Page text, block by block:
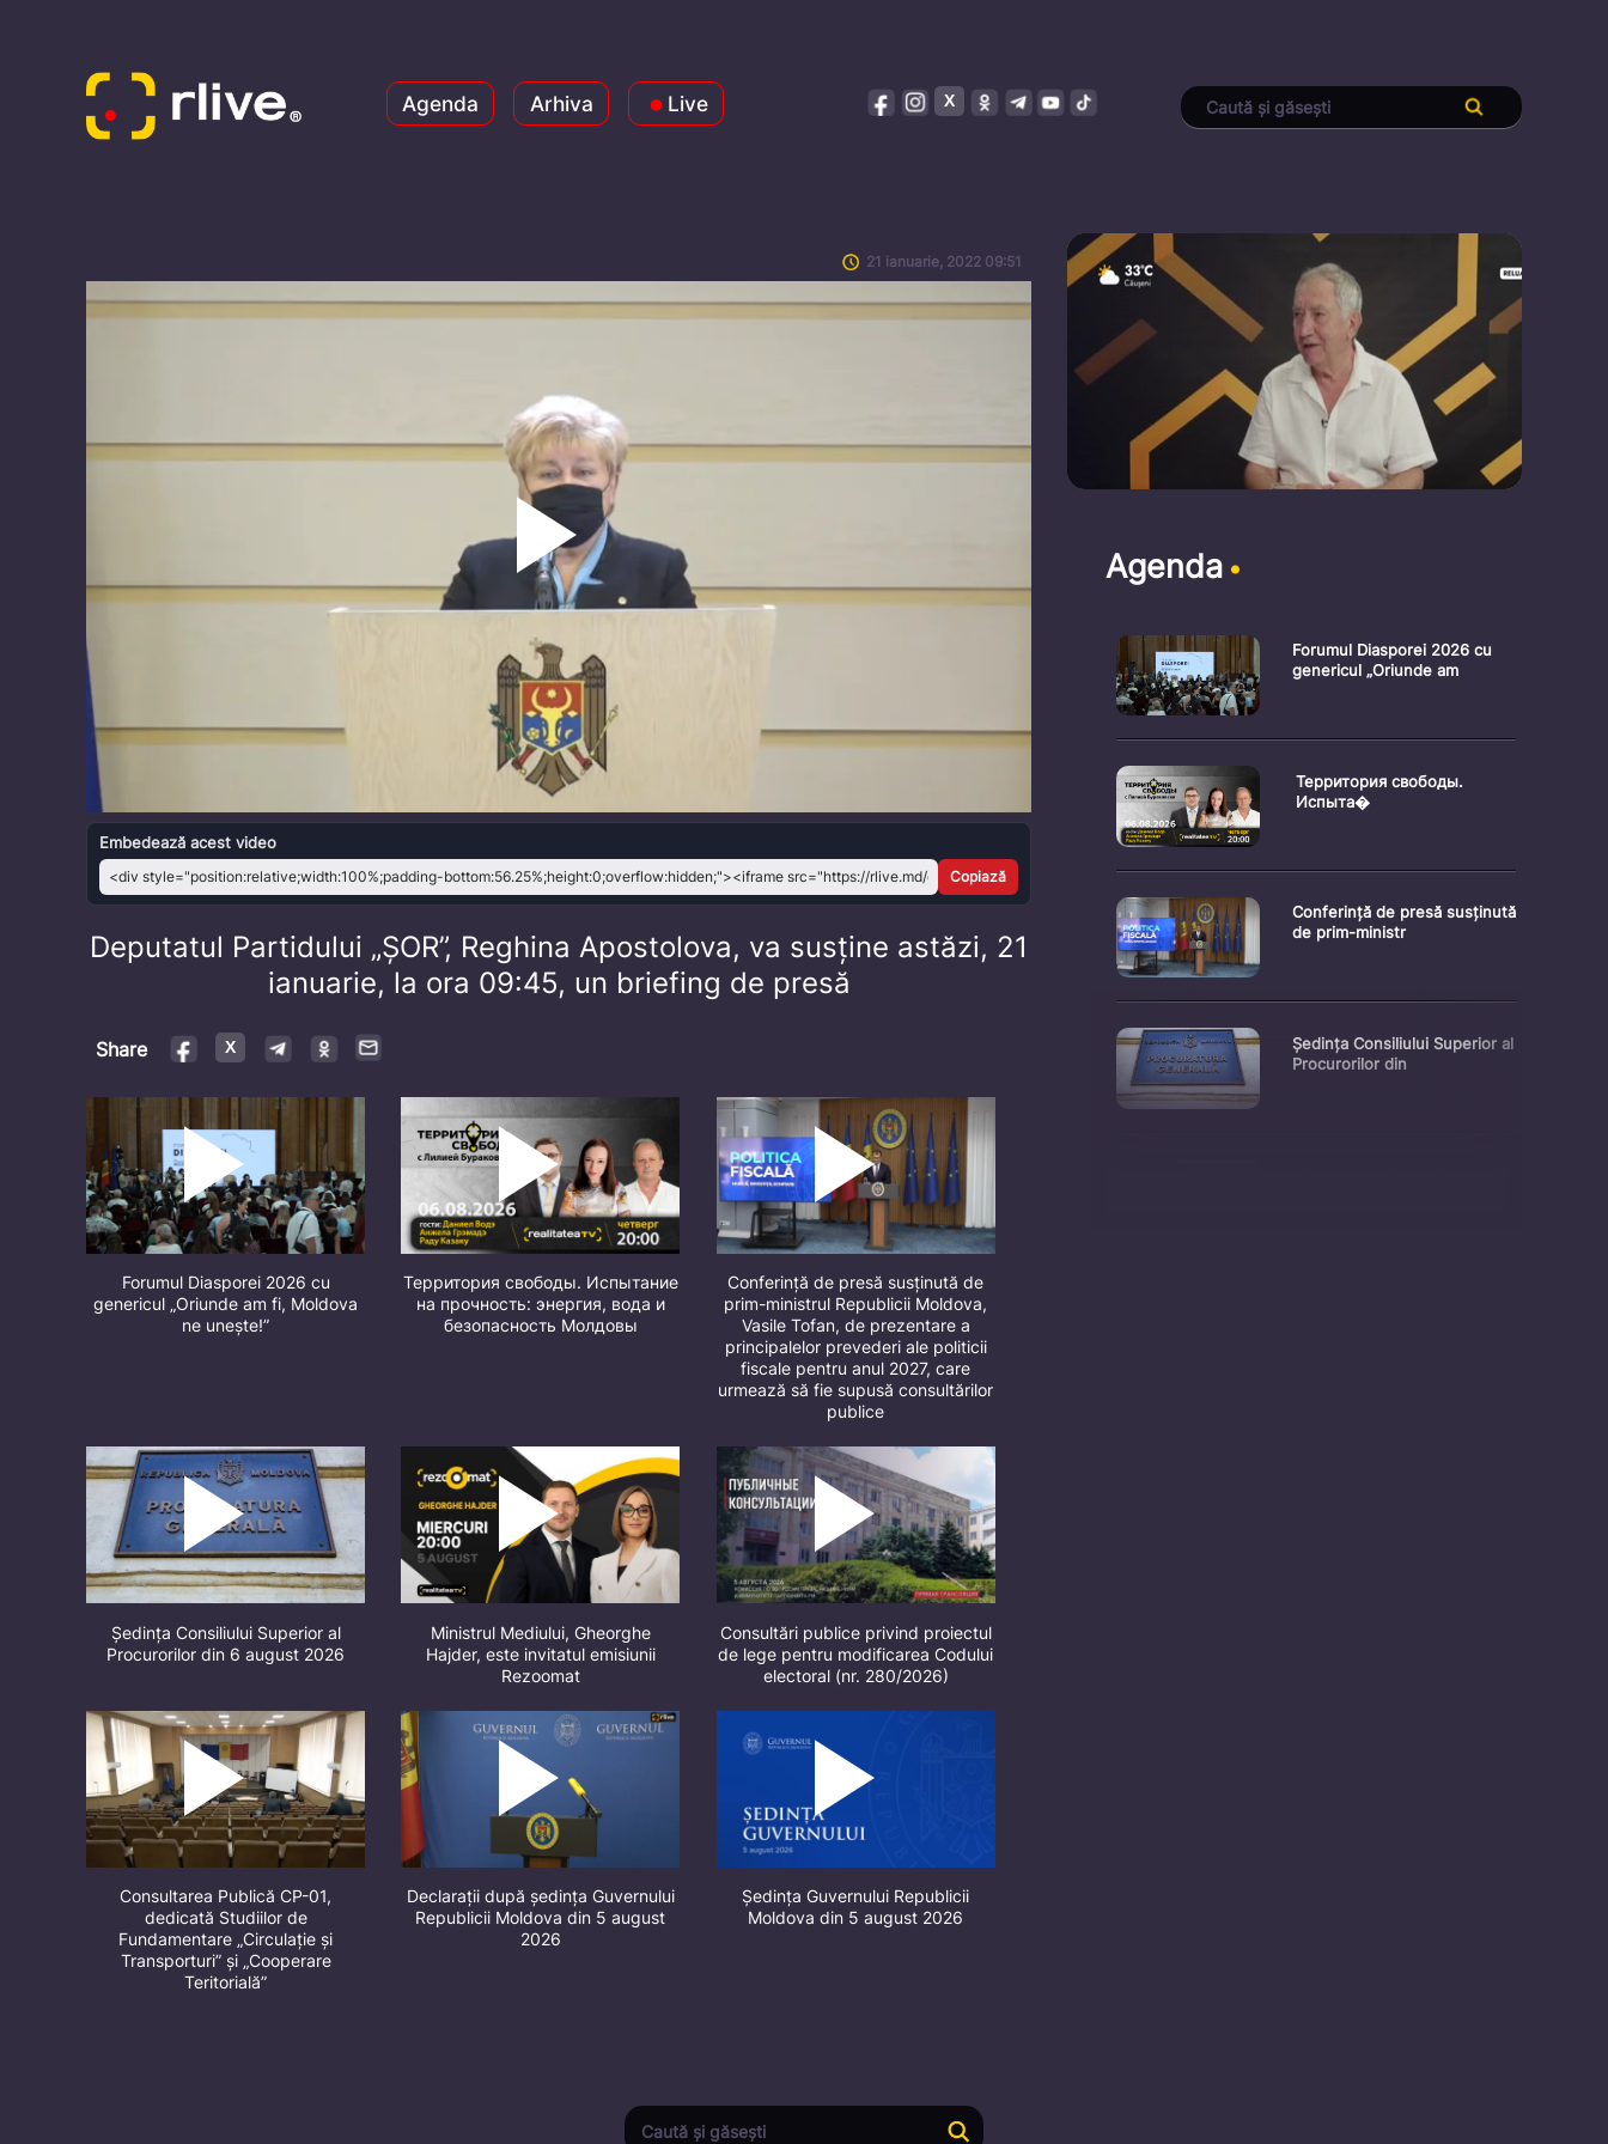
Agenda Arhiva Live
21 ianuarie, 2022 09:51
Play
Video
Embedează acest video
Copiază
Deputatul Partidului „ȘOR”, Reghina Apostolova, va susține astăzi, 21
ianuarie, la ora 09:45, un briefing de presă
Share
Forumul Diasporei 2026 cu
genericul „Oriunde am fi, Moldova
ne unește!”
Территория свободы. Испытание
на прочность: энергия, вода и
безопасность Молдовы
Conferință de presă susținută de
prim-ministrul Republicii Moldova,
Vasile Tofan, de prezentare a
principalelor prevederi ale politicii
fiscale pentru anul 2027, care
urmează să fie supusă consultărilor
publice
Ședința Consiliului Superior al
Procurorilor din 6 august 2026
Ministrul Mediului, Gheorghe
Hajder, este invitatul emisiunii
Rezoomat
Consultări publice privind proiectul
de lege pentru modificarea Codului
electoral (nr. 280/2026)
Consultarea Publică CP-01,
dedicată Studiilor de
Fundamentare „Circulație și
Transporturi” și „Cooperare
Teritorială”
Declarații după ședința Guvernului
Republicii Moldova din 5 august
2026
Ședința Guvernului Republicii
Moldova din 5 august 2026
Agenda
Forumul Diasporei 2026 cu
genericul „Oriunde am
Территория свободы.
Испыта�
Conferință de presă susținută
de prim-ministr
Ședința Consiliului Superior al
Procurorilor din